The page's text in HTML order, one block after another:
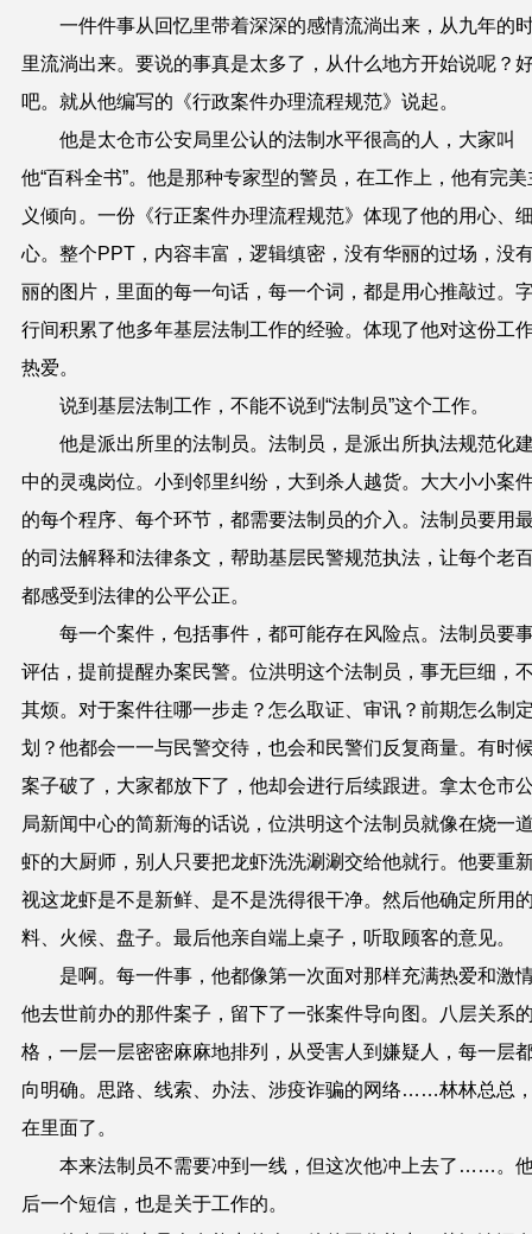
一件件事从回忆里带着深深的感情流淌出来，从九年的
里流淌出来。要说的事真是太多了，从什么地方开始说呢？
吧。就从他编写的《行政案件办理流程规范》说起。
他是太仓市公安局里公认的法制水平很高的人，大家叫
他“百科全书”。他是那种专家型的警员，在工作上，他有完美
义倾向。一份《行正案件办理流程规范》体现了他的用心、
心。整个PPT ，内容丰富，逻辑缜密，没有华丽的过场，没
丽的图片，里面的每一句话，每一个词，都是用心推敲过。
行间积累了他多年基层法制工作的经验。体现了他对这份工
热爱。
说到基层法制工作，不能不说到“法制员”这个工作。
他是派出所里的法制员。法制员，是派出所执法规范化
中的灵魂岗位。小到邻里纠纷，大到杀人越货。大大小小案
的每个程序、每个环节，都需要法制员的介入。法制员要用
的司法解释和法律条文，帮助基层民警规范执法，让每个老
都感受到法律的公平公正。
每一个案件，包括事件，都可能存在风险点。法制员要
评估，提前提醒办案民警。位洪明这个法制员，事无巨细，
其烦。对于案件往哪一步走？怎么取证、审讯？前期怎么制
划？他都会一一与民警交待，也会和民警们反复商量。有时
案子破了，大家都放下了，他却会进行后续跟进。拿太仓市
局新闻中心的简新海的话说，位洪明这个法制员就像在烧一
虾的大厨师，别人只要把龙虾洗洗涮涮交给他就行。他要重
视这龙虾是不是新鲜、是不是洗得很干净。然后他确定所用
料、火候、盘子。最后他亲自端上桌子，听取顾客的意见。
是啊。每一件事，他都像第一次面对那样充满热爱和激
他去世前办的那件案子，留下了一张案件导向图。八层关系
格，一层一层密密麻麻地排列，从受害人到嫌疑人，每一层
向明确。思路、线索、办法、涉疫诈骗的网络……林林总总
在里面了。
本来法制员不需要冲到一线，但这次他冲上去了……。
后一个短信，也是关于工作的。